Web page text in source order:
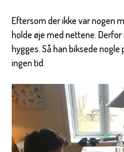
Eftersom der ikke var nogen
holde øje med nettene.
hygges. Så han biksede
ingen tid.